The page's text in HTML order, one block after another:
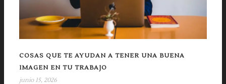
COSAS QUE TE AYUDAN A TENER UNA BUENA
IMAGEN EN TU TRABAJO
junio 15, 2026